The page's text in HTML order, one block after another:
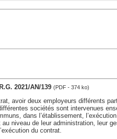
2021/AN/139 (PDF - 374 ko)
avoir deux employeurs différents
sociétés sont intervenues
dans l’établissement,
niveau de leur administration, leur
du contrat.